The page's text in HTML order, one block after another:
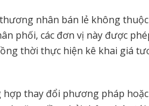
nhân bán lẻ không
phối, các đơn vị này được
thời thực hiện kê khai giá
thay đổi phương pháp